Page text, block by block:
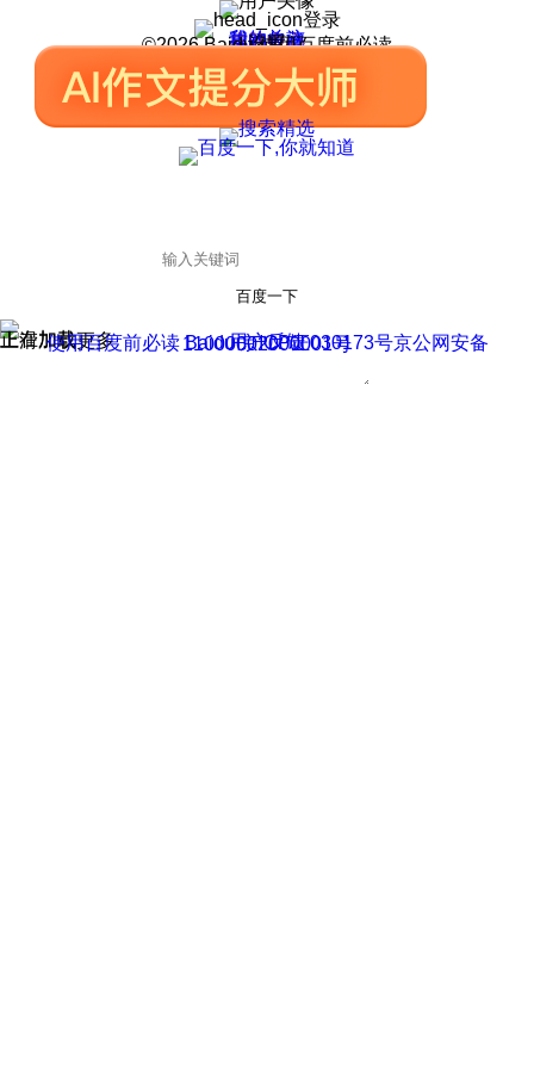
登录
我的关注
我的收藏
皮肤中心
用户反馈
设置
©2026 Baidu 使用百度前必读
百度一下
正在加载
上滑加载更多 用户反馈
使用百度前必读 Baidu 京ICP证030173号
京公网安备11000002000001号